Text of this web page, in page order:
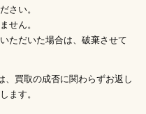
さい。
せん。
ただいた場合は、破棄させて
、買取の成否に関わらずお返し
ます。